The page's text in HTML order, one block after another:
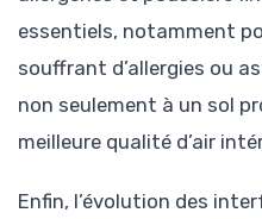
essentiels, notamment
souffrant d’allergies ou
non seulement à un sol
meilleure qualité d’air
Enfin, l’évolution des